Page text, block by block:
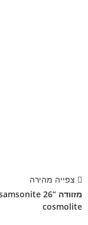
צפייה מהירה
cosmolite